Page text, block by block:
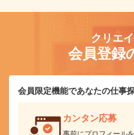
クリエ
会員登録
会員限定機能であなたの仕事
カンタン応募